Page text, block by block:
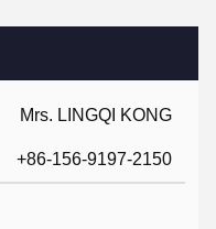
Mrs. LINGQI KONG
+86-156-9197-2150